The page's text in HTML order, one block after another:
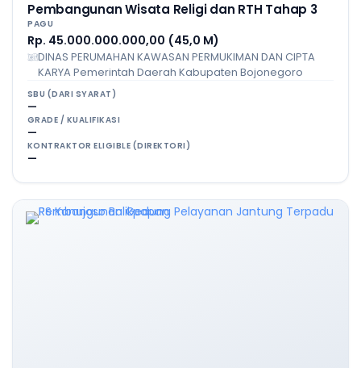
Pembangunan Wisata Religi dan RTH Tahap 3
PAGU
Rp. 45.000.000.000,00 (45,0 M)
DINAS PERUMAHAN KAWASAN PERMUKIMAN DAN CIPTA
KARYA Pemerintah Daerah Kabupaten Bojonegoro
SBU (DARI SYARAT)
—
GRADE / KUALIFIKASI
—
KONTRAKTOR ELIGIBLE (DIREKTORI)
—